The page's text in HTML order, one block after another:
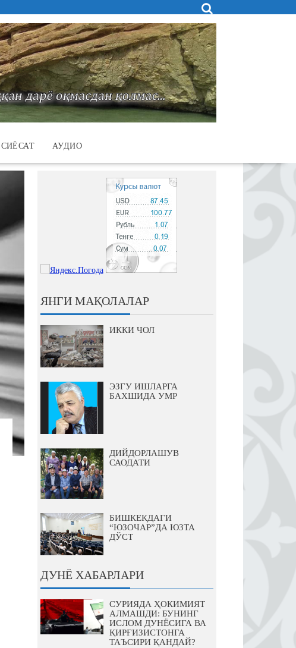
СИЁСАТ АУДИО
ЯНГИ МАҚОЛАЛАР
ИККИ ЧОЛ
ЭЗГУ ИШЛАРГА
БАХШИДА УМР
ДИЙДОРЛАШУВ
САОДАТИ
БИШКЕКДАГИ
“ЮЗОЧАР”ДА ЮЗТА
ДЎСТ
ДУНЁ ХАБАРЛАРИ
СУРИЯДА ҲОКИМИЯТ
АЛМАШДИ: БУНИНГ
ИСЛОМ ДУНЁСИГА ВА
ҚИРҒИЗИСТОНГА
ТАЪСИРИ ҚАНДАЙ?